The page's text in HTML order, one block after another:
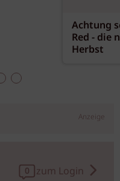
Achtung
Red - die
Herbst
Anzeige
0 zum Login